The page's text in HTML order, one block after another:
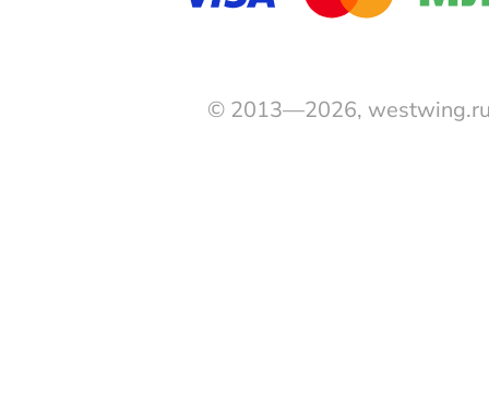
© 2013—2026,